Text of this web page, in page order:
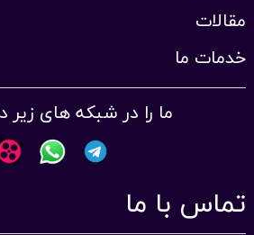
مقالات
خدمات ما
ما را در شبکه های زیر
تماس با ما